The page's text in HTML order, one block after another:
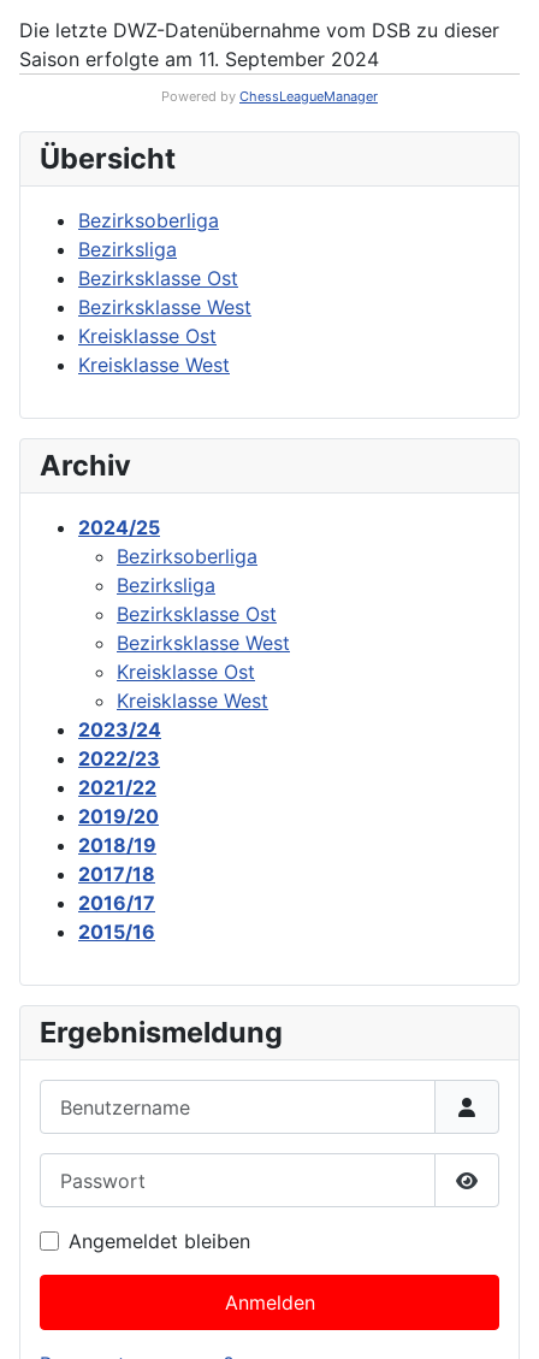
Übersicht
Bezirksoberliga
Bezirksliga
Bezirksklasse Ost
Bezirksklasse West
Kreisklasse Ost
Kreisklasse West
Archiv
2024/25
Bezirksoberliga
Bezirksliga
Bezirksklasse Ost
Bezirksklasse West
Kreisklasse Ost
Kreisklasse West
2023/24
2022/23
2021/22
2019/20
2018/19
2017/18
2016/17
2015/16
Ergebnismeldung
Angemeldet bleiben
Anmelden
Die letzte DWZ-Datenübernahme vom DSB zu dieser
Saison erfolgte am 11. September 2024
Powered by ChessLeagueManager